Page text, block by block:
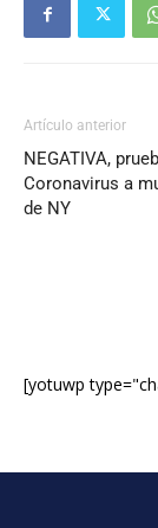
Artículo anterior
NEGATIVA,
Coronavirus a
de NY
[yotuwp